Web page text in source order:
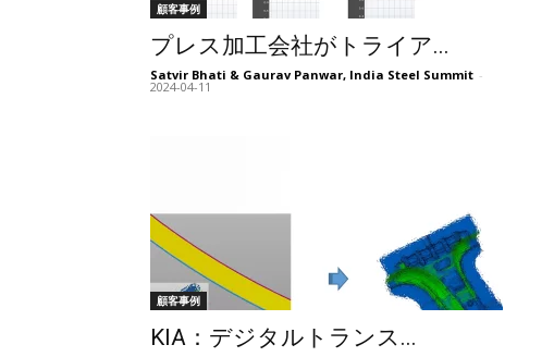
顧客事例
プレス加工会社がトライア...
Satvir Bhati & Gaurav Panwar, India Steel Summit -
2024-04-11
顧客事例
KIA：デジタルトランス...